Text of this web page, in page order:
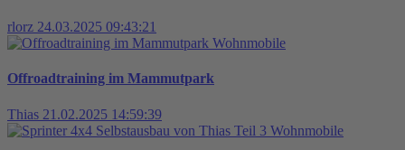
rlorz 24.03.2025 09:43:21
Wohnmobile
Offroadtraining im Mammutpark
Thias 21.02.2025 14:59:39
Wohnmobile